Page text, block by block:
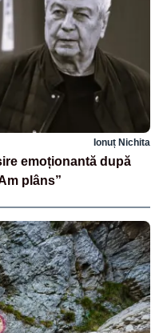
Ionuț Nichita
emoționantă după
plâns”